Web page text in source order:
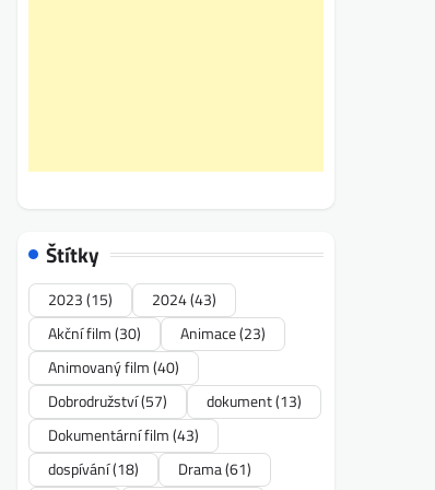
Štítky
2023(15) 2024(43)
Akční film(30) Animace(23)
Animovaný film(40)
Dobrodružství(57) dokument(13)
Dokumentární film(43)
dospívání(18) Drama(61)